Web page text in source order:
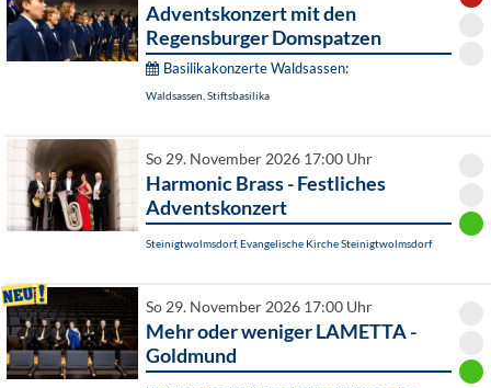
Adventskonzert mit den
Regensburger Domspatzen
Basilikakonzerte Waldsassen:
Waldsassen, Stiftsbasilika
So 29. November 2026 17:00 Uhr
Harmonic Brass - Festliches
Adventskonzert
Steinigtwolmsdorf, Evangelische Kirche Steinigtwolmsdorf
So 29. November 2026 17:00 Uhr
Mehr oder weniger LAMETTA -
Goldmund